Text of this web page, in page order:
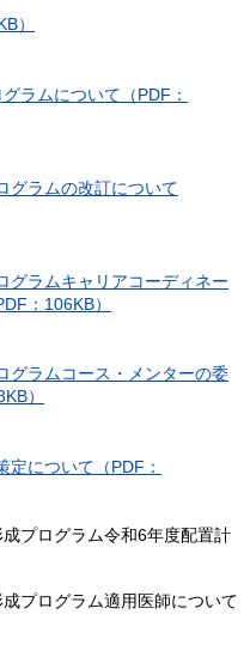
）
ラムについて（PDF：
グラムの改訂について
グラムキャリアコーディネー
：106KB）
グラムコース・メンターの委
）
定について（PDF：
成プログラム令和6年度配置計
プログラム適用医師について